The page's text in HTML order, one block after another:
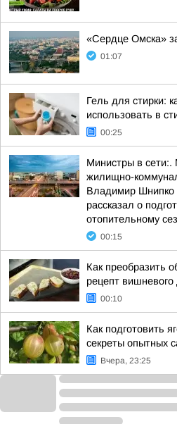
«Сердце Омска»
01:07
Гель для стирки:
использовать в
00:25
Министры в сети:.
жилищно-
Владимир
рассказал о
отопительному
00:15
Как преобразить
рецепт
00:10
Как подготовить
секреты опытных
Вчера, 23:25